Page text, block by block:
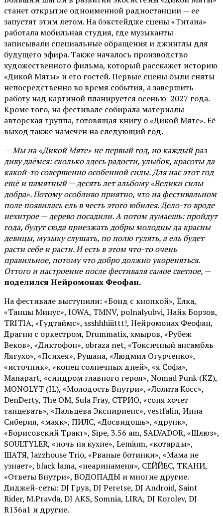
станет открытие одноименной радиостанции — ее
запустят этим летом. На бэкстейдже сцены «Титана»
работала мобильная студия, где музыканты
записывали специальные обращения и джинглы для
будущего эфира. Также началось производство
художественного фильма, который расскажет историю
«Дикой Мяты» и его гостей. Первые сцены были сняты
непосредственно во время события, а завершить
работу над картиной планируется осенью 2027 года.
Кроме того, на фестивале собирала материалы
авторская группа, готовящая книгу о «Дикой Мяте». Её
выход также намечен на следующий год.
— Мы на «Дикой Мяте» не первый год, но каждый раз
диву даёмся: сколько здесь радости, улыбок, красоты да
какой-то совершенно особенной силы. Для нас этот год
ещё и памятный — десять лет альбому «Велики силы
добра». Потому особливо приятно, что на фестивальном
поле появилась ель в честь этого юбилея. Дело-то вроде
нехитрое — дерево посадили. А потом думаешь: пройдут
года, будут сюда приезжать добры молодцы да красны
девицы, музыку слушать, по полю гулять, а ель будет
расти себе и расти. И есть в этом что-то очень
правильное, потому что добро должно укореняться.
Оттого и настроение после фестиваля самое светлое, —
поделился Нейромонах Феофан.
На фестивале выступили: «Бонд с кнопкой», Ёлка,
«Танцы Минус», IOWA, TMNV, polnalyubvi, Найк Борзов,
TRITIA, «Гудтаймс», ssshhhiiittt!, Нейромонах Феофан,
Драгни с оркестром, Drummatix, хмыров, «Рубеж
Веков», «Диктофон», obraza net, «Токсичный ансамбль
Лягухо», «Психея», Рушана, «Людмил Огурченко»,
«источник», «конец солнечных дней», «я Софа»,
Manapart, «синдром главного героя», Nomad Punk (KZ),
MONOLYT (IL), «Молодость Внутри», «Лолита Косс»,
DenDerty, The OM, Sula Fray, СТРИО, «соня хочет
танцевать», «Пальцева Экспириенс», vestfalin, Инна
Сиберия, «маяк», ПИЛС, «Досвидошь», «друнк»,
«Борисовский Тракт», Sipe, 3.56 am, SALVADOR, «Шлюз»,
SOULTYLER, «ночь на кухне», Lemium, «котарды»,
ШАТЯ, Jazzhouse Trio, «Рваные ботинки», «Мама не
узнает», black lama, «неаринаменя», СЕЙЙЕС, ТКАНИ,
«Ответы Внутри», ВОДОПАДЫ и многие другие.
Диджей-сеты: DJ Грув, DJ Peretse, DJ Android, Saint
Rider, М.Pravda, DJ AKS, Somnia, LIRA, DJ Korolev, DJ
R136a1 и другие.